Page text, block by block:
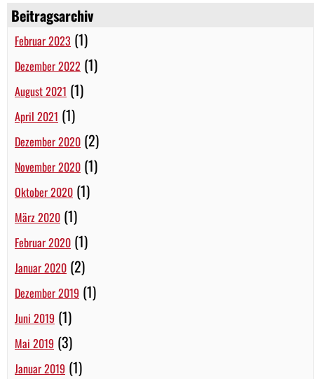
Beitragsarchiv
Februar 2023 (1)
Dezember 2022 (1)
August 2021 (1)
April 2021 (1)
Dezember 2020 (2)
November 2020 (1)
Oktober 2020 (1)
März 2020 (1)
Februar 2020 (1)
Januar 2020 (2)
Dezember 2019 (1)
Juni 2019 (1)
Mai 2019 (3)
Januar 2019 (1)